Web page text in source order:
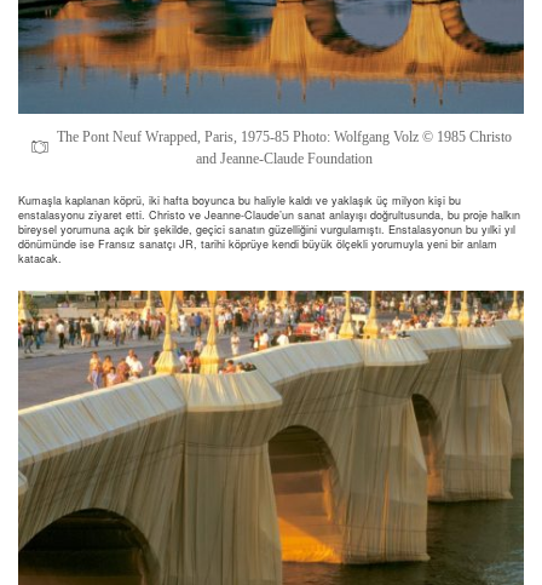
The Pont Neuf Wrapped, Paris, 1975-85 Photo: Wolfgang Volz © 1985 Christo
and Jeanne-Claude Foundation
Kumaşla kaplanan köprü, iki hafta boyunca bu haliyle kaldı ve yaklaşık üç milyon kişi bu
enstalasyonu ziyaret etti. Christo ve Jeanne-Claude’un sanat anlayışı doğrultusunda, bu proje halkın
bireysel yorumuna açık bir şekilde, geçici sanatın güzelliğini vurgulamıştı. Enstalasyonun bu yılki yıl
dönümünde ise Fransız sanatçı JR, tarihi köprüye kendi büyük ölçekli yorumuyla yeni bir anlam
katacak.